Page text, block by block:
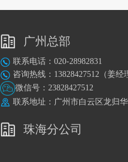
广州总部
联系电话：020-28982831
咨询热线：13828427512（姜经
微信号：23828427512
联系地址：广州市白云区龙归
珠海分公司